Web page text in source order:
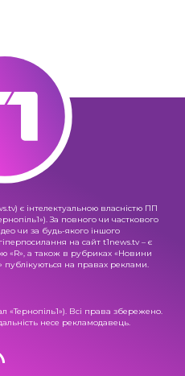
є інтелектуальною власністю ПП
За повного чи часткового
чи за будь-якого іншого
на сайт t1news.tv – є
«R», а також в рубриках «Новини
публікуються на правах реклами.
«Тернопіль1»). Всі права збережено.
несе рекламодавець.